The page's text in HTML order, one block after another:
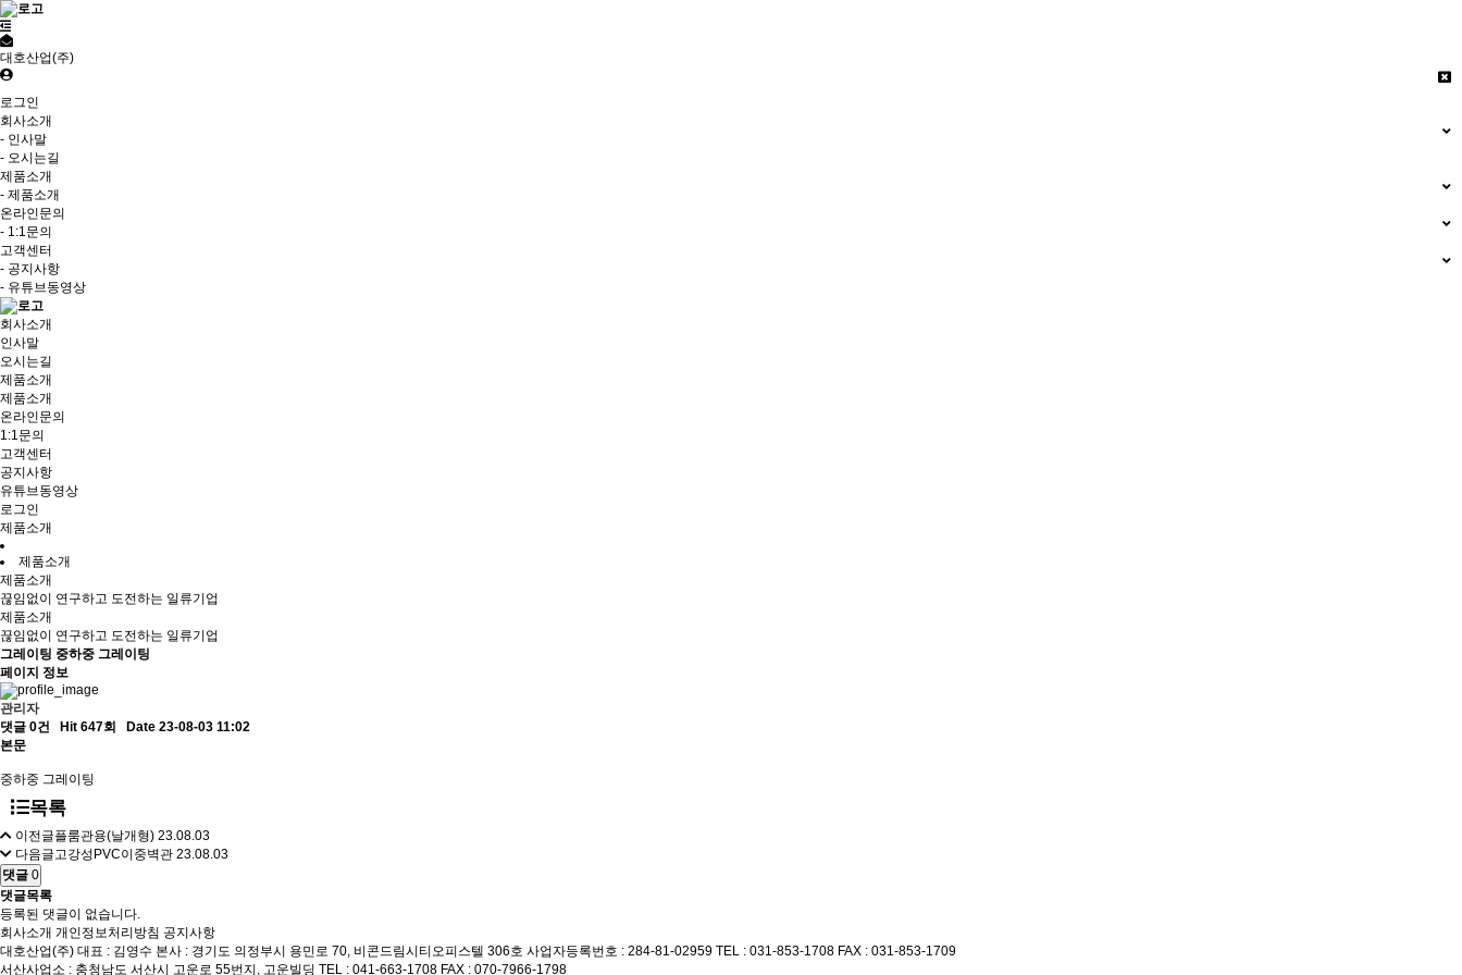
대호산업(주)
로그인
회사소개
- 인사말
- 오시는길
제품소개
- 제품소개
온라인문의
- 1:1문의
고객센터
- 공지사항
- 유튜브동영상
회사소개
인사말
오시는길
제품소개
제품소개
온라인문의
1:1문의
고객센터
공지사항
유튜브동영상
로그인
제품소개
제품소개
제품소개
끊임없이 연구하고 도전하는 일류기업
제품소개
끊임없이 연구하고 도전하는 일류기업
그레이팅 중하중 그레이팅
페이지 정보
관리자
댓글 0건
Hit 647회
Date 23-08-03 11:02
본문
중하중 그레이팅
목록
이전글플룸관용(날개형) 23.08.03
다음글고강성PVC이중벽관 23.08.03
댓글 0
댓글목록
등록된 댓글이 없습니다.
회사소개 개인정보처리방침 공지사항
대호산업(주) 대표 : 김영수 본사 : 경기도 의정부시 용민로 70, 비콘드림시티오피스텔 306호 사업자등록번호 : 284-81-02959 TEL : 031-853-1708 FAX : 031-853-1709
서산사업소 : 충청남도 서산시 고운로 55번지, 고운빌딩 TEL : 041-663-1708 FAX : 070-7966-1798